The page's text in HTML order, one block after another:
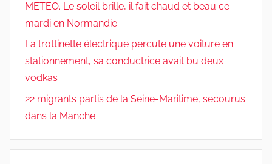
METEO. Le soleil brille, il fait chaud et beau ce
mardi en Normandie.
La trottinette électrique percute une voiture en
stationnement, sa conductrice avait bu deux
vodkas
22 migrants partis de la Seine-Maritime, secourus
dans la Manche